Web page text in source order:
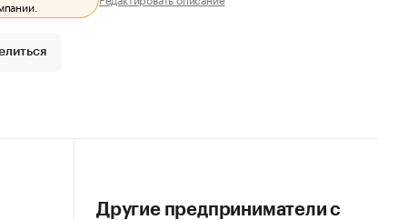
Другие предприниматели с